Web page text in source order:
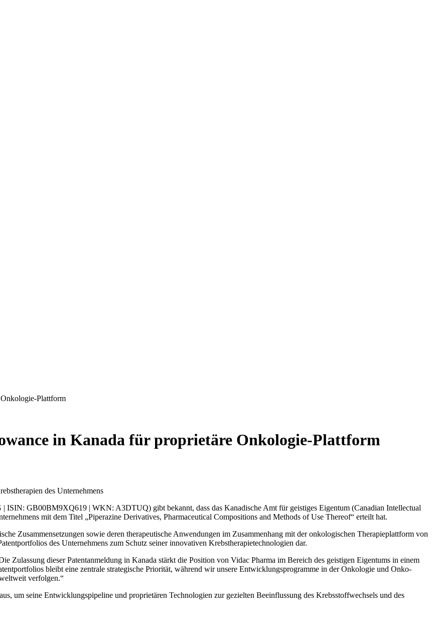
Plattform
in Kanada für proprietäre Onkologie-Plattform
des Unternehmens
GB00BM9XQ619 | WKN: A3DTUQ) gibt bekannt, dass das Kanadische Amt für geistiges Eigentum (Canadian Intellectual
mit dem Titel „Piperazine Derivatives, Pharmaceutical Compositions and Methods of Use Thereof“ erteilt hat.
Zusammensetzungen sowie deren therapeutische Anwendungen im Zusammenhang mit der onkologischen Therapieplattform von
des Unternehmens zum Schutz seiner innovativen Krebstherapietechnologien dar.
Zulassung dieser Patentanmeldung in Kanada stärkt die Position von Vidac Pharma im Bereich des geistigen Eigentums in einem
bleibt eine zentrale strategische Priorität, während wir unsere Entwicklungsprogramme in der Onkologie und Onko-
verfolgen.“
um seine Entwicklungspipeline und proprietären Technologien zur gezielten Beeinflussung des Krebsstoffwechsels und des